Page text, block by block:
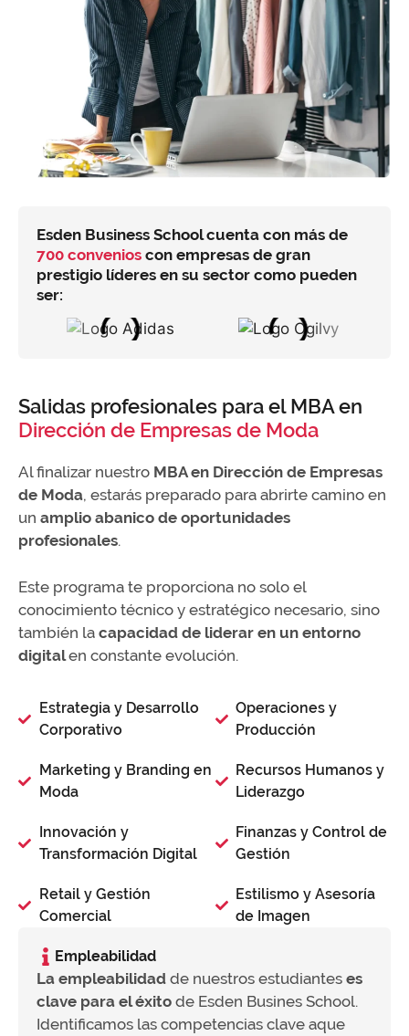
Esden Business School cuenta con más de
700 convenios con empresas de gran
prestigio líderes en su sector como pueden
ser:
Salidas profesionales para el MBA en
Dirección de Empresas de Moda
Al finalizar nuestro MBA en Dirección de Empresas
de Moda, estarás preparado para abrirte camino en
un amplio abanico de oportunidades
profesionales.
Este programa te proporciona no solo el
conocimiento técnico y estratégico necesario, sino
también la capacidad de liderar en un entorno
digitalen constante evolución.
Estrategia y Desarrollo
Corporativo
Marketing y Branding en
Moda
Innovación y
Transformación Digital
Retail y Gestión
Comercial
Operaciones y
Producción
Recursos Humanos y
Liderazgo
Finanzas y Control de
Gestión
Estilismo y Asesoría
de Imagen
Empleabilidad
La empleabilidad de nuestros estudiantes es
clave para el éxito de Esden Busines School.
Identificamos las competencias clave aque